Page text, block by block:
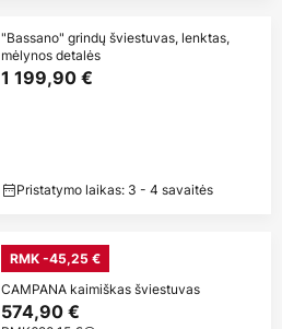
"Bassano" grindų šviestuvas, lenktas,
mėlynos detalės
1 199,90 €
Pristatymo laikas: 3 - 4 savaitės
RMK -45,25 €
CAMPANA kaimiškas šviestuvas
574,90 €